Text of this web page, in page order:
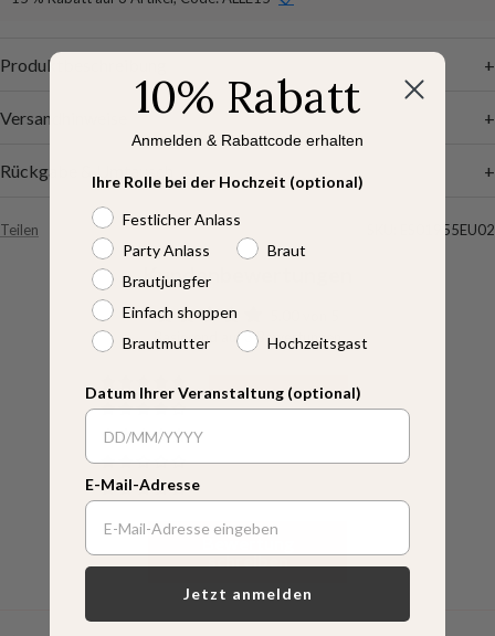
Produktbeschreibung +
Versandhinweise +
Rückgabe & Umtausch +
Teilen ES01955EU02
Kundenbewertungen
Basierend auf 3 Bewertungen
0
0
Bewertung
schreiben
10% Rabatt
Anmelden & Rabattcode erhalten
Ihre Rolle bei der Hochzeit (optional)
Festlicher Anlass
Party Anlass
Braut
Brautjungfer
Einfach shoppen
Brautmutter
Hochzeitsgast
Datum Ihrer Veranstaltung (optional)
E-Mail-Adresse
Jetzt anmelden